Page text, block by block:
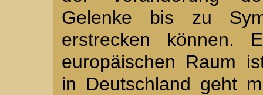
Gelenke bis zu
erstrecken können.
europäischen Raum
in Deutschland geht